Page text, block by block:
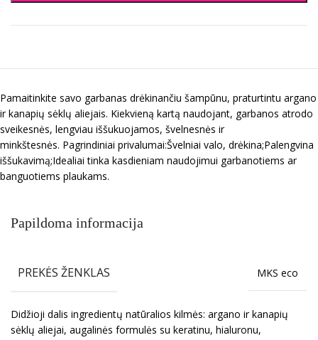
Pamaitinkite savo garbanas drėkinančiu šampūnu, praturtintu argano
ir kanapių sėklų aliejais. Kiekvieną kartą naudojant, garbanos atrodo
sveikesnės, lengviau iššukuojamos, švelnesnės ir
minkštesnės. Pagrindiniai privalumai:Švelniai valo, drėkina;Palengvina
iššukavimą;Idealiai tinka kasdieniam naudojimui garbanotiems ar
banguotiems plaukams.
Papildoma informacija
PREKĖS ŽENKLAS MKS eco
Didžioji dalis ingredientų natūralios kilmės: argano ir kanapių
sėklų aliejai, augalinės formulės su keratinu, hialuronu,